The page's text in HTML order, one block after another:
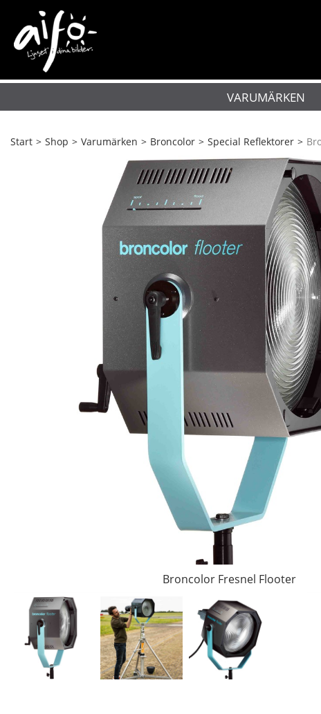
VARUMÄRKEN
Start > Shop > Varumärken > Broncolor > Special Reflektorer >
Broncolor Fresnel Flooter